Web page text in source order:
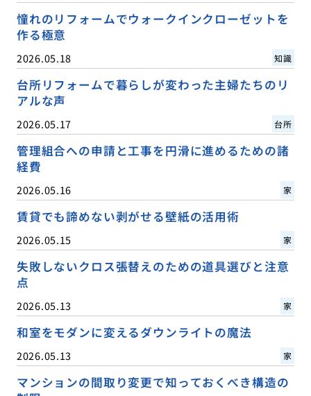
憧れのリフォームでウォークインクローゼットを
作る極意
2026.05.18 知識
台所リフォームで暮らしが変わった主婦たちのリ
アルな声
2026.05.17 台所
管理組合への申請と工事を円滑に進めるための諸
経費
2026.05.16 家
賃貸でも諦めない剥がせる壁紙の活用術
2026.05.15 家
失敗しないクロス張替えのための道具選びと注意
点
2026.05.13 家
和室をモダンに変えるダウンライトの魔法
2026.05.13 家
マンションの間取り変更で知っておくべき構造の